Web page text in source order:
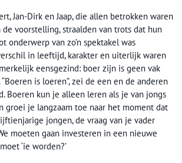
Jan-Dirk en Jaap, die allen betrokken waren
voorstelling, straalden van trots dat hun
onderwerp van zo’n spektakel was
in leeftijd, karakter en uiterlijk waren
eensgezind: boer zijn is geen vak
is loeren”, zei de een en de anderen
Boeren kun je alleen leren als je van jongs
groei je langzaam toe naar het moment dat
jongen, de vraag van je vader
moeten gaan investeren in een nieuwe
‘ie worden?’